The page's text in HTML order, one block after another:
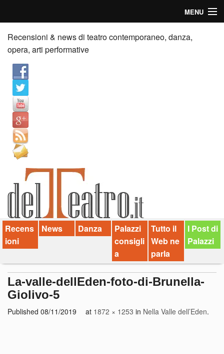
MENU
Home
Recensioni
Anticipazioni
News
Palazzi consiglia
Video
Chi siamo
Contatti
dT in English
Recensioni & news di teatro contemporaneo, danza,
opera, arti performative
Recens
ioni
News Danza
Palazzi
consigli
a
Tutto il
Web ne
parla
I Post di
Palazzi
La-valle-dellEden-foto-di-Brunella-
Giolivo-5
Published 08/11/2019 at 1872 × 1253 in Nella Valle dell’Eden.